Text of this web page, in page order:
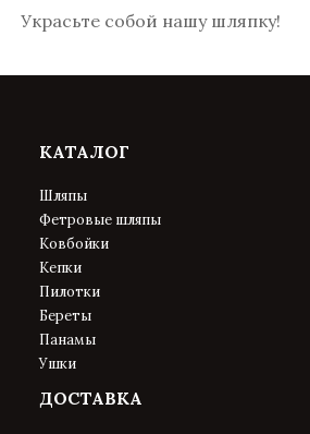
Украсьте собой нашу шляпку!
КАТАЛОГ
Шляпы
Фетровые шляпы
Ковбойки
Кепки
Пилотки
Береты
Панамы
Ушки
ДОСТАВКА